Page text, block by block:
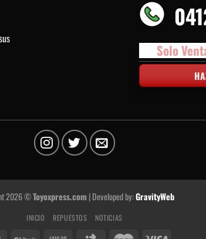
Solo
2026 ©Toyoxpress.com | Developed by:GravityWeb
INICIO REPUESTOS NOTICIAS